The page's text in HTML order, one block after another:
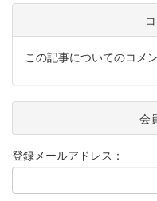
この記事についてのコメ
会
登録メールアドレス：